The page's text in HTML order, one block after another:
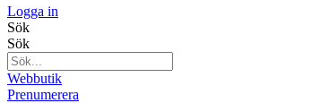
Logga in
Sök
Sök
Webbutik
Prenumerera